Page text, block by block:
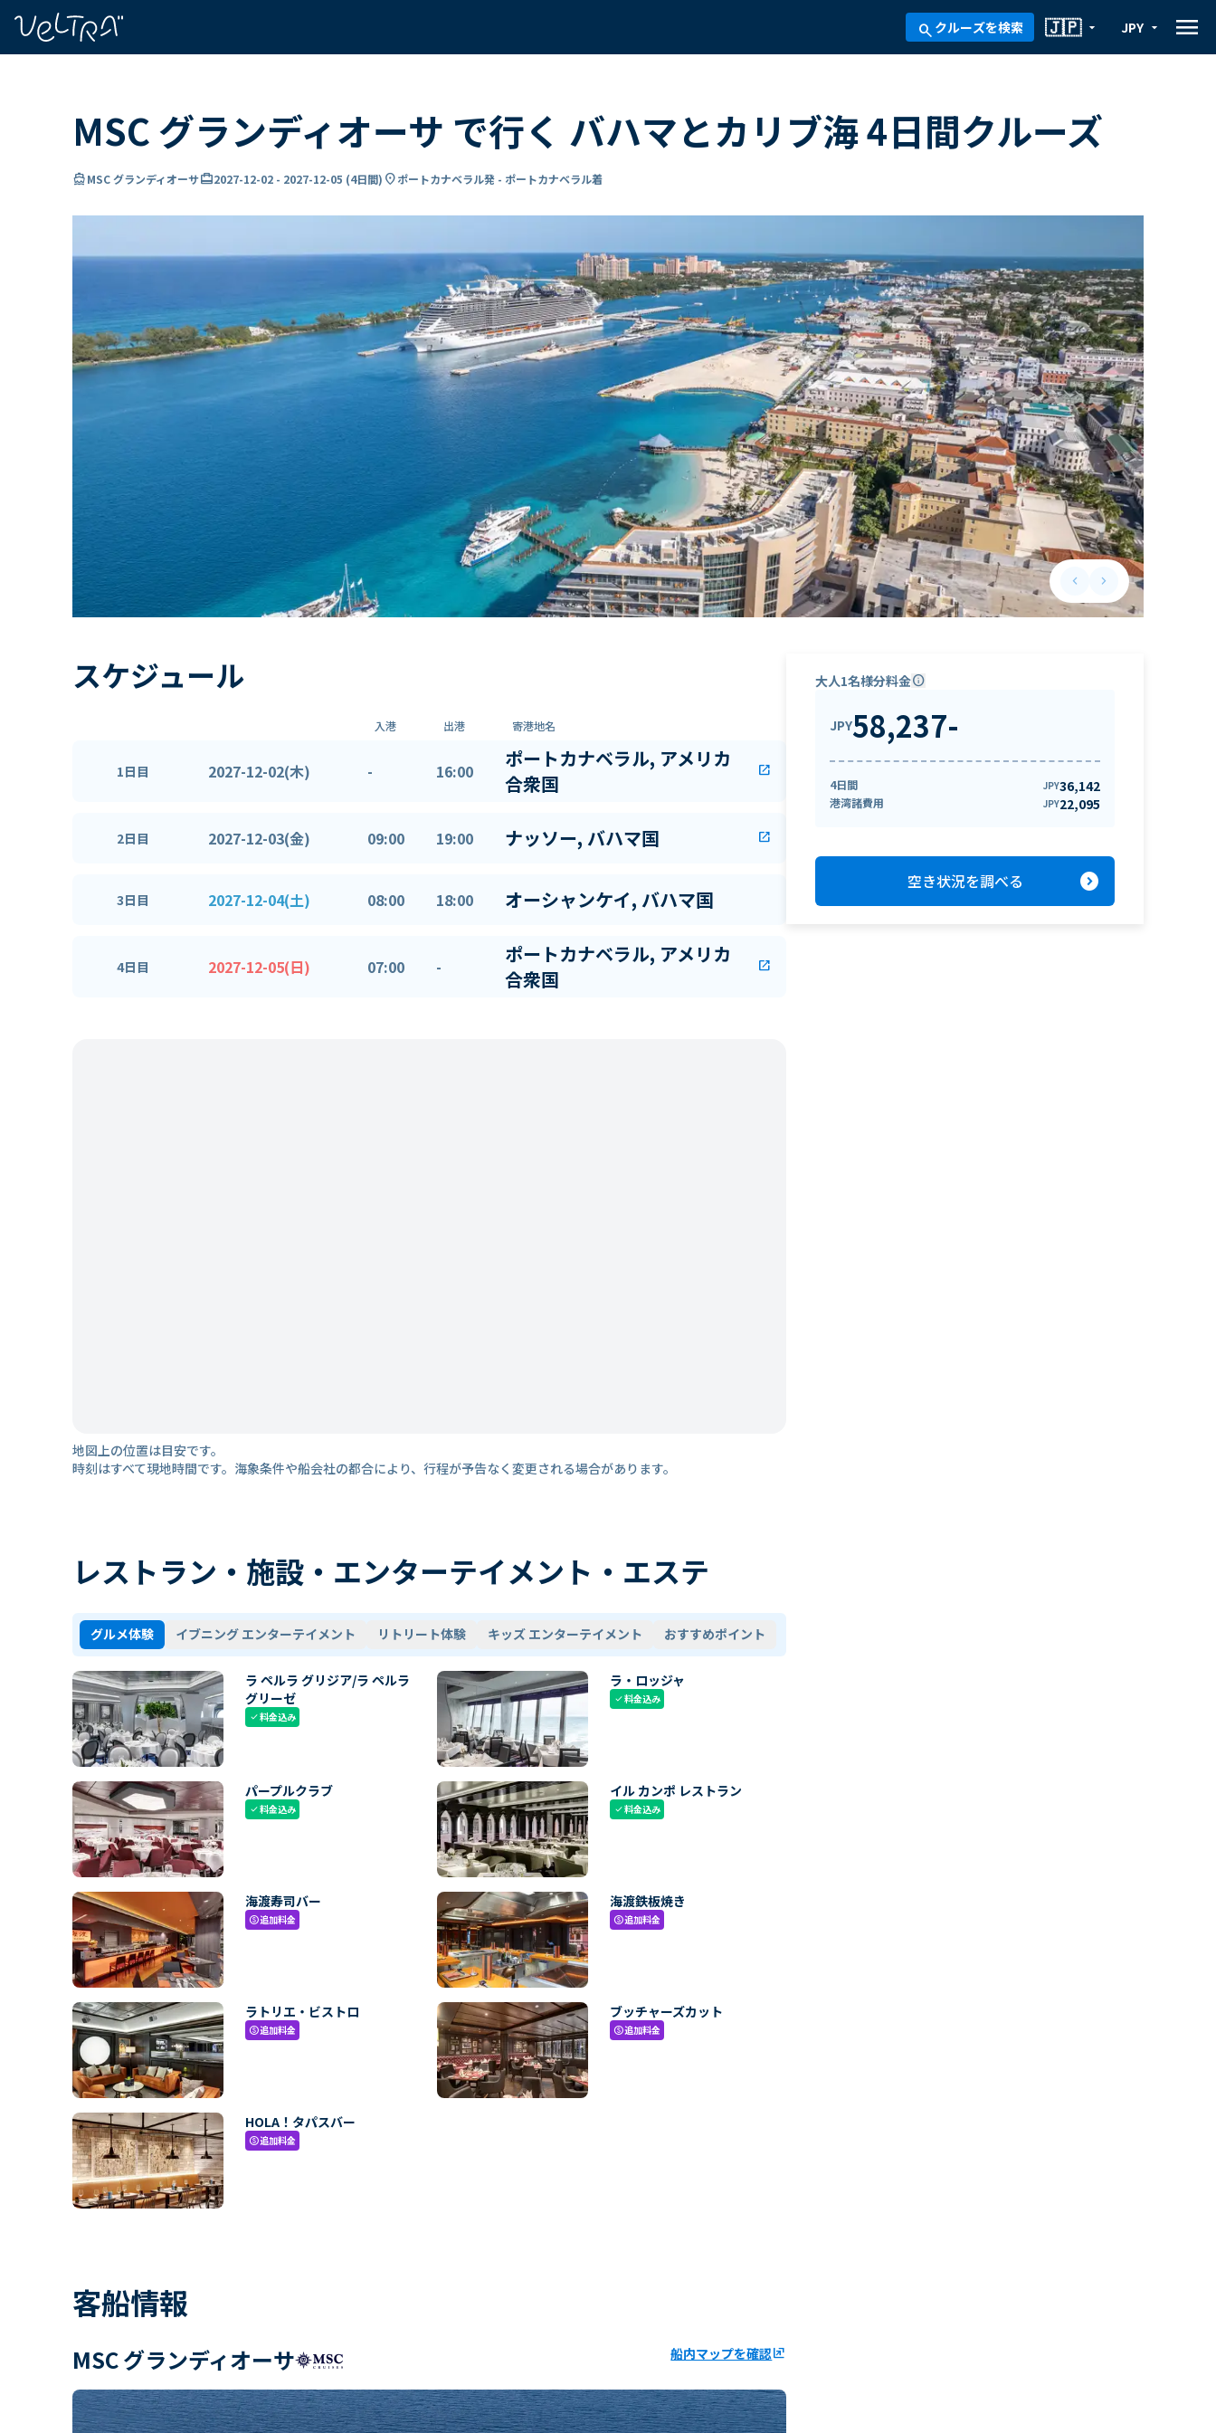
search クルーズを検索 arrow_drop_down
🇯🇵 arrow_drop_down
JPY menu
MSC グランディオーサ で行く バハマとカリブ海 4日間クルーズ
directions_boatMSC グランディオーサcard_travel2027-12-02 - 2027-12-05 (4日間) location_onポートカナベラル発 - ポートカナベラル着
keyboard_arrow_leftPrevious slide
keyboard_arrow_rightNext slide
スケジュール
入港 出港 寄港地名
1日目 2027-12-02(木) - 16:00
ポートカナベラル, アメリカ
合衆国
open_in_new
2日目 2027-12-03(金) 09:00 19:00 ナッソー, バハマ国 open_in_new
3日目 2027-12-04(土) 08:00 18:00 オーシャンケイ, バハマ国
4日目 2027-12-05(日) 07:00 -
ポートカナベラル, アメリカ
合衆国
open_in_new
地図上の位置は目安です。
時刻はすべて現地時間です。海象条件や船会社の都合により、行程が予告なく変更される場合があります。
レストラン・施設・エンターテイメント・エステ
グルメ体験 イブニング エンターテイメント リトリート体験 キッズ エンターテイメント おすすめポイント
ラ ペルラ グリジア/ラ ペルラ
グリーゼ
check料金込み
ラ・ロッジャ
check料金込み
パープルクラブ
check料金込み
イル カンポ レストラン
check料金込み
海渡寿司バー
paid追加料金
海渡鉄板焼き
paid追加料金
ラトリエ・ビストロ
paid追加料金
ブッチャーズカット
paid追加料金
HOLA！タパスバー
paid追加料金
客船情報
MSC グランディオーサ 船内マップを確認ungroup
大人1名様分料金info
JPY58,237-
4日間 JPY36,142
港湾諸費用 JPY22,095
空き状況を調べる expand_circle_right